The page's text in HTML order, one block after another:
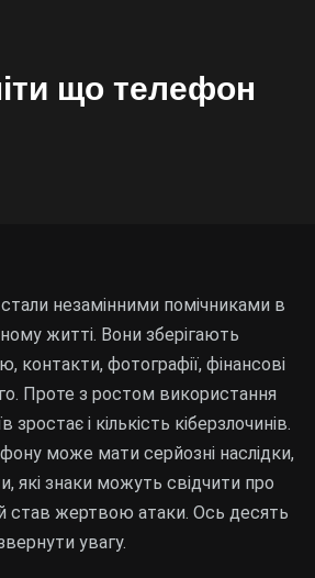
що телефон
незамінними помічниками в
житті. Вони зберігають
контакти, фотографії, фінансові
Проте з ростом використання
зростає і кількість кіберзлочинів.
може мати серйозні наслідки,
які знаки можуть свідчити про
став жертвою атаки. Ось десять
увагу.